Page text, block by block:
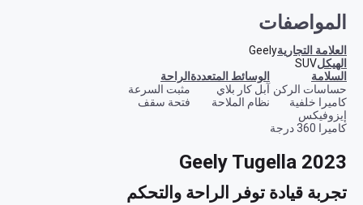
المواصفات
العلامة التجاريةGeely
الهيكلSUV
السلامة
حساسات الركن
كاميرا خلفية
إيزوفيكس
كاميرا 360 درجة
الوسائط المتعددة
آبل كار بلاي
نظام الملاحة
الراحة
مثبت السرعة
فتحة سقف
Geely Tugella 2023
تجربة قيادة توفر الراحة والتحكم